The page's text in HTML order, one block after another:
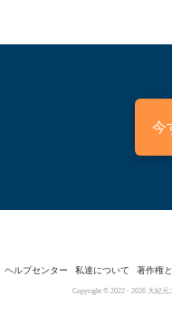
今
ヘルプセンター 私達について 著作権
Copyright © 2022 - 2026 大紀元